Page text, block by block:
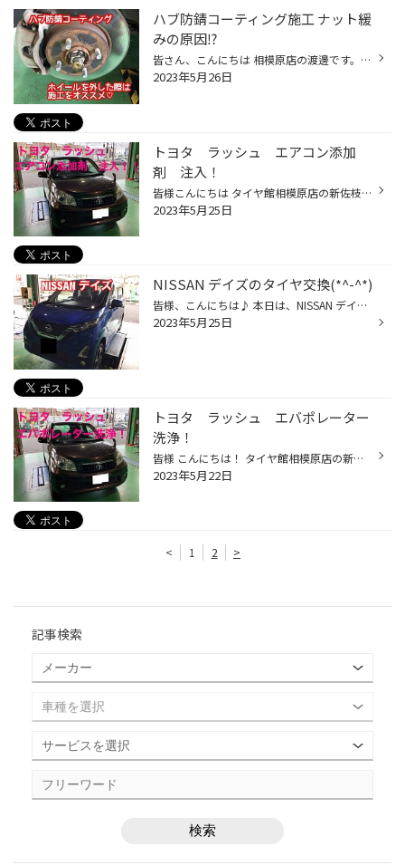
ハブ防錆コーティング施工 ナット緩
みの原因⁉︎
皆さん、こんにちは 相模原店の渡邊です。(^_-)-☆ 本日はハブ防錆コーティングのご紹介です。 ハブ？と思われる方もいらっしゃると思いますので 簡単にご説明しますと、ホイールと車体が装着している 部分になります。 特にスタッドレスタイヤなどに履き替えるお客様は ここの部分の錆落としと錆止...
2023年5月26日
トヨタ ラッシュ エアコン添加
剤 注入！
皆様こんにちは タイヤ館相模原店の新佐枝です。 急に熱くなっていてエアコンの必要な日が増えてきたかなと思いますが お車のエアコンが冷えないな。。。と感じることはございませんか？ その悩みエアコン添加剤で解消するかもしれません！ 本日の作業はトヨタ ラッシュへ エアコン添加剤と注入して...
2023年5月25日
NISSAN デイズのタイヤ交換(*^-^*)
皆様、こんにちは♪ 本日は、NISSAN デイズのタイヤ交換事例紹介です！ 車検の際に、タイヤのヒビ割れを指摘されたとの事でした。 確認してみると、ショルダー部(肩部)にヒビが・・・( ;∀;) 使用年数も、4年経過してました。 ヒビ割れが出ているという事は、固くなっており、特に雨の日は滑り易い状...
2023年5月25日
トヨタ ラッシュ エバポレーター
洗浄！
皆様 こんにちは！ タイヤ館相模原店の新佐枝です。 本日はトヨタラッシュのエバポレーター洗浄作業です！ まずはエアコンフィルターとブロワポーターを 外していきます ブロワモーターを外してみると。。。 汚れと枯れ葉がありました こちらは後で掃除をします！ そしてブロワモーターの先に エバ...
2023年5月22日
< 1 2 >
記事検索